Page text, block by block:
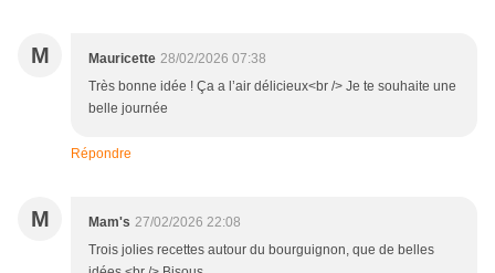
M Mauricette 28/02/2026 07:38
Très bonne idée ! Ça a l’air délicieux<br /> Je te souhaite une
belle journée
Répondre
M Mam's 27/02/2026 22:08
Trois jolies recettes autour du bourguignon, que de belles